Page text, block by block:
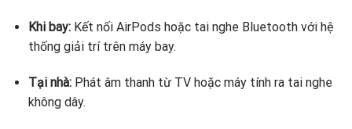
Khi bay:Kết nối AirPods hoặc tai nghe Bluetooth với hệ
thống giải trí trên máy bay.
Tại nhà:Phát âm thanh từ TV hoặc máy tính ra tai nghe
không dây.